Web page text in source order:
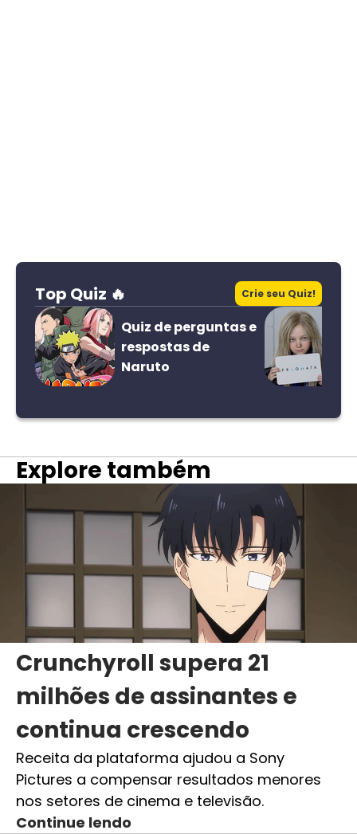
Top Quiz 🔥 Crie seu Quiz!
Quiz de perguntas e
respostas de
Naruto
Explore também
Crunchyroll supera 21
milhões de assinantes e
continua crescendo
Receita da plataforma ajudou a Sony
Pictures a compensar resultados menores
nos setores de cinema e televisão.
Continue lendo